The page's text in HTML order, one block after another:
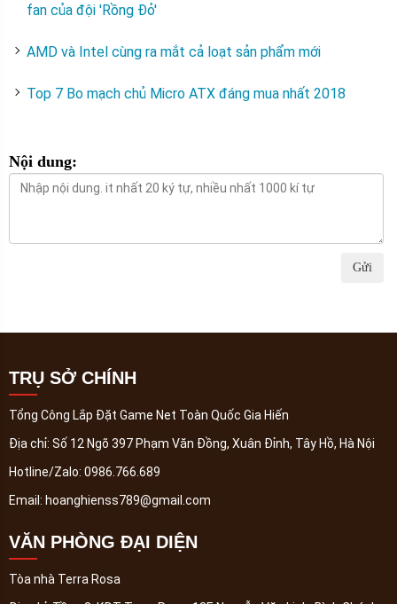
fan của đội 'Rồng Đỏ'
AMD và Intel cùng ra mắt cả loạt sản phẩm mới
Top 7 Bo mạch chủ Micro ATX đáng mua nhất 2018
Nội dung:
Gửi
TRỤ SỞ CHÍNH
Tổng Công Lắp Đặt Game Net Toàn Quốc Gia Hiến
Địa chỉ: Số 12 Ngõ 397 Phạm Văn Đồng, Xuân Đỉnh, Tây Hồ, Hà Nội
Hotline/Zalo: 0986.766.689
Email: hoanghienss789@gmail.com
VĂN PHÒNG ĐẠI DIỆN
Tòa nhà Terra Rosa